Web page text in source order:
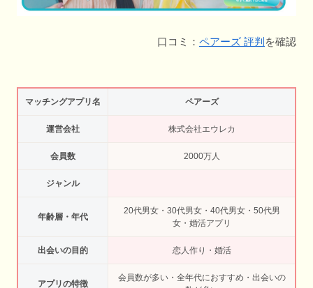
口コミ： ペアーズ 評判 を確認
マッチングアプリ名 ペアーズ
運営会社 株式会社エウレカ
会員数 2000万人
ジャンル
年齢層・年代
20代男女・30代男女・40代男女・50代男
女・婚活アプリ
出会いの目的 恋人作り・婚活
アプリの特徴
会員数が多い・全年代におすすめ・出会いの